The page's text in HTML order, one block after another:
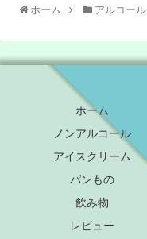
ホーム アルコール
ホーム
ノンアルコール
アイスクリーム
パンもの
飲み物
レビュー